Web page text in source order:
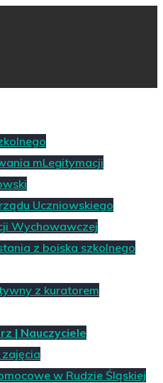
mLegitymacji
Uczniowskiego
Wychowawczej
z boiska szkolnego
z kuratorem
| Nauczyciele
w Rudzie Śląskiej